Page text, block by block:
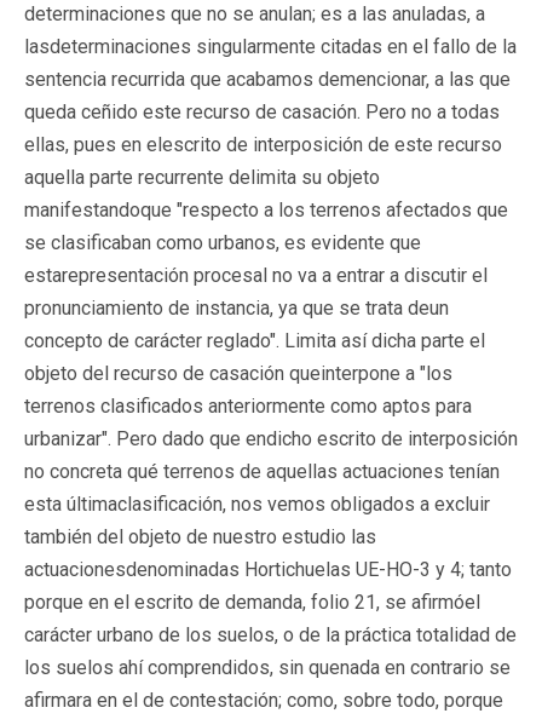
determinaciones que no se anulan; es a las anuladas, a
lasdeterminaciones singularmente citadas en el fallo de la
sentencia recurrida que acabamos demencionar, a las que
queda ceñido este recurso de casación. Pero no a todas
ellas, pues en elescrito de interposición de este recurso
aquella parte recurrente delimita su objeto
manifestandoque "respecto a los terrenos afectados que
se clasificaban como urbanos, es evidente que
estarepresentación procesal no va a entrar a discutir el
pronunciamiento de instancia, ya que se trata deun
concepto de carácter reglado". Limita así dicha parte el
objeto del recurso de casación queinterpone a "los
terrenos clasificados anteriormente como aptos para
urbanizar". Pero dado que endicho escrito de interposición
no concreta qué terrenos de aquellas actuaciones tenían
esta últimaclasificación, nos vemos obligados a excluir
también del objeto de nuestro estudio las
actuacionesdenominadas Hortichuelas UE-HO-3 y 4; tanto
porque en el escrito de demanda, folio 21, se afirmóel
carácter urbano de los suelos, o de la práctica totalidad de
los suelos ahí comprendidos, sin quenada en contrario se
afirmara en el de contestación; como, sobre todo, porque